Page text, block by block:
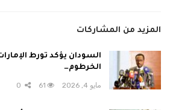
المزيد من المشاركات
السودان يؤكد تورط
الخرطوم…
مايو 4, 2026 61